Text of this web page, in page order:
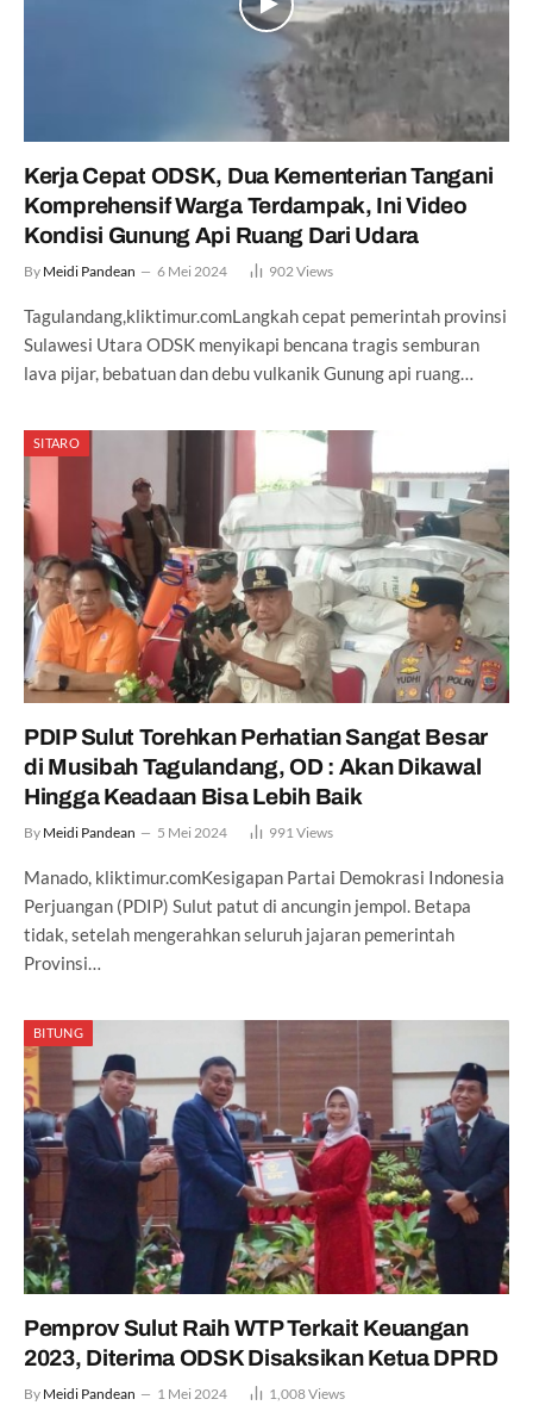
Kerja Cepat ODSK, Dua Kementerian Tangani
Komprehensif Warga Terdampak, Ini Video
Kondisi Gunung Api Ruang Dari Udara
By Meidi Pandean 6 Mei 2024 902 Views
Tagulandang,kliktimur.comLangkah cepat pemerintah provinsi
Sulawesi Utara ODSK menyikapi bencana tragis semburan
lava pijar, bebatuan dan debu vulkanik Gunung api ruang…
SITARO
PDIP Sulut Torehkan Perhatian Sangat Besar
di Musibah Tagulandang, OD : Akan Dikawal
Hingga Keadaan Bisa Lebih Baik
By Meidi Pandean 5 Mei 2024 991Views
Manado, kliktimur.comKesigapan Partai Demokrasi Indonesia
Perjuangan (PDIP) Sulut patut di ancungin jempol. Betapa
tidak, setelah mengerahkan seluruh jajaran pemerintah
Provinsi…
BITUNG
Pemprov Sulut Raih WTP Terkait Keuangan
2023, Diterima ODSK Disaksikan Ketua DPRD
By Meidi Pandean 1 Mei 2024 1,008Views